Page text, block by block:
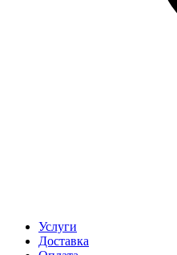
Услуги
Доставка